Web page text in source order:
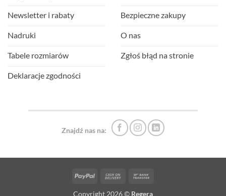
Newsletter i rabaty
Nadruki
Tabele rozmiarów
Deklaracje zgodności
Bezpieczne zakupy
O nas
Zgłoś błąd na stronie
Znajdź nas na:
PayPal
Cash
Copyright 2026 © Regera